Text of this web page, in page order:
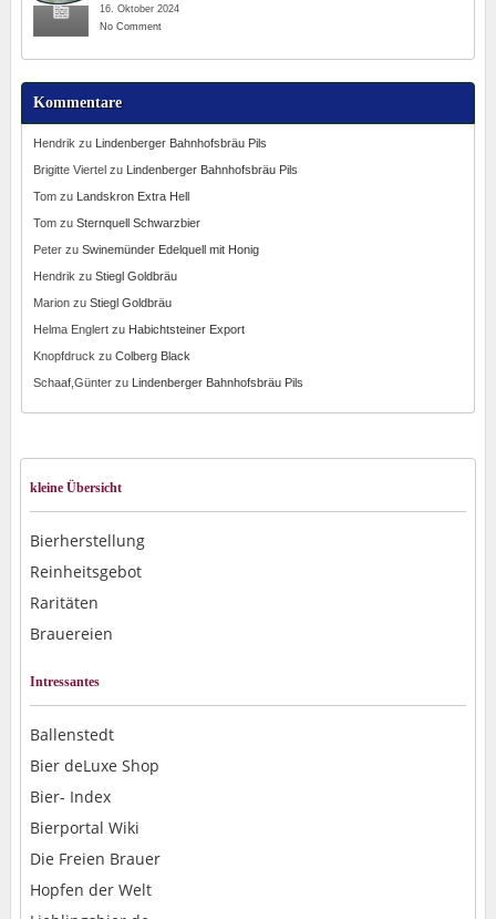
16. Oktober 2024
No Comment
Kommentare
Hendrik zu Lindenberger Bahnhofsbräu Pils
Brigitte Viertelzu Lindenberger Bahnhofsbräu Pils
Tomzu Landskron Extra Hell
Tomzu Sternquell Schwarzbier
Peterzu Swinemünder Edelquell mit Honig
Hendrik zu Stiegl Goldbräu
Marionzu Stiegl Goldbräu
Helma Englertzu Habichtsteiner Export
Knopfdruck zu Colberg Black
Schaaf,Günterzu Lindenberger Bahnhofsbräu Pils
kleine Übersicht
Bierherstellung
Reinheitsgebot
Raritäten
Brauereien
Intressantes
Ballenstedt
Bier deLuxe Shop
Bier- Index
Bierportal Wiki
Die Freien Brauer
Hopfen der Welt